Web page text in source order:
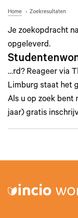
Home Zoekresultaten
Je zoekopdracht
opgeleverd.
…rd? Reageer via
Limburg staat het
Als u op zoek bent
jaar) gratis